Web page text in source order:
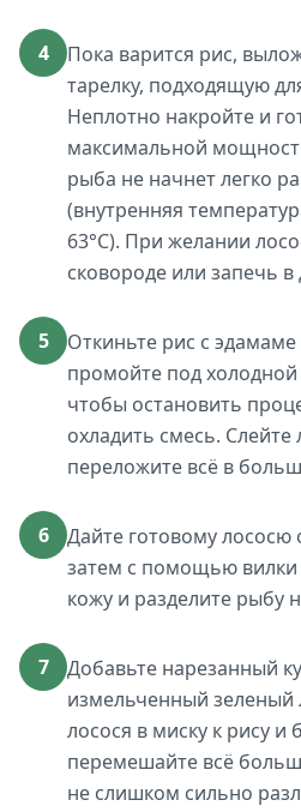
4
Пока варится рис,
тарелку, подходящую
Неплотно накройте и
максимальной
рыба не начнет легко
(внутренняя
63°C). При желании
сковороде или запечь в
5
Откиньте рис с
промойте под
чтобы остановить
охладить смесь.
переложите всё в
6
Дайте готовому лососю
затем с помощью вилки
кожу и разделите рыбу
7
Добавьте нарезанный
измельченный зеленый
лосося в миску к рису и
перемешайте всё
не слишком сильно